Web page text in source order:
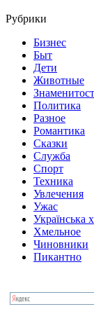
Рубрики
Бизнес
Быт
Дети
Животные
Политика
Разное
Романтика
Сказки
Служба
Спорт
Техника
Увлечения
Ужас
Українська
Хмельное
Чиновники
Пикантно